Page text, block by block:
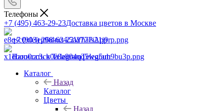
Телефоны
+7 (495) 463-29-23Доставка цветов в Москве
+7 (903) 268-62-22WhatsApp
Написать в TelegramTelegram
Каталог
Назад
Каталог
Цветы
Назад